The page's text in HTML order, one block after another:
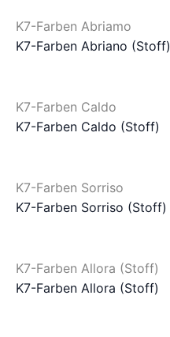
K7-Farben Abriamo
K7-Farben Abriano (Stoff)
K7-Farben Caldo
K7-Farben Caldo (Stoff)
K7-Farben Sorriso
K7-Farben Sorriso (Stoff)
K7-Farben Allora (Stoff)
K7-Farben Allora (Stoff)